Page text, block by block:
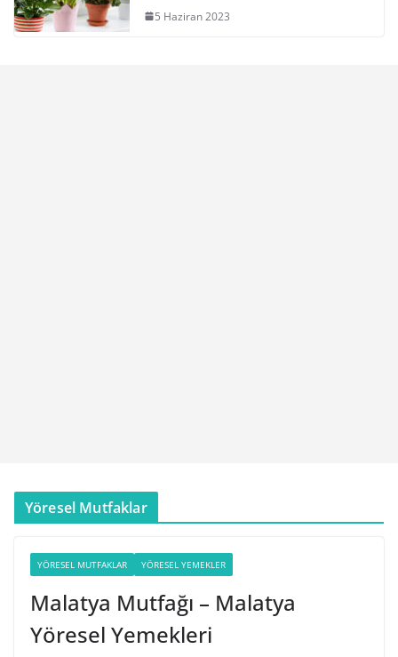
5 Haziran 2023
Yöresel Mutfaklar
YÖRESEL MUTFAKLAR YÖRESEL YEMEKLER
Malatya Mutfağı – Malatya
Yöresel Yemekleri